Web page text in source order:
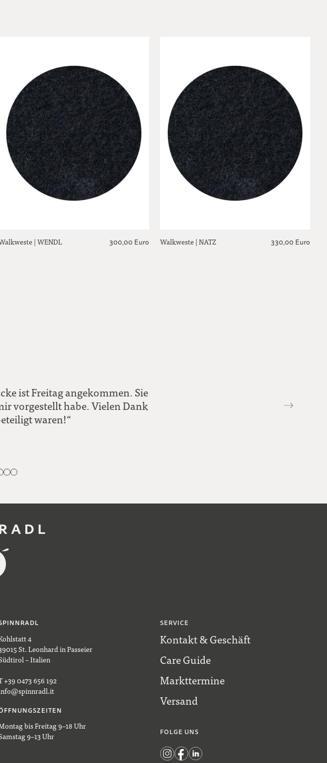
| WENDL 300,00 Euro Walkweste | NATZ 330,00 Euro
ist Freitag angekommen. Sie
vorgestellt habe. Vielen Dank
waren!“
4
St. Leonhard in Passeier
– Italien
+39 0473 656 192
bis Freitag 9–18 Uhr
9–13 Uhr
SERVICE
Kontakt & Geschäft
Care Guide
Markttermine
Versand
FOLGE UNS